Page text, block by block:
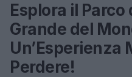
Esplora il Parco
Grande del
Un’Esperienza
Perdere!